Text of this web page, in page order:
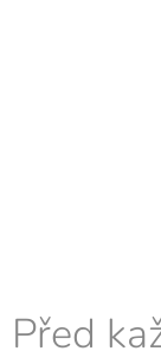
Před